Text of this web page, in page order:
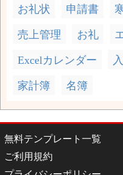
お礼状 申請書
売上管理 お礼
Excelカレンダー
家計簿 名簿
無料テンプレート一覧
ご利用規約